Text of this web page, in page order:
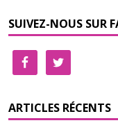
SUIVEZ-NOUS SUR
ARTICLES RÉCENTS